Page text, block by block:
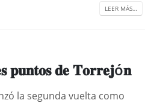
LEER MÁS…
𝐩𝐮𝐧𝐭𝐨𝐬 𝐝𝐞 𝐓𝐨𝐫𝐫𝐞𝐣ó𝐧
la segunda vuelta como